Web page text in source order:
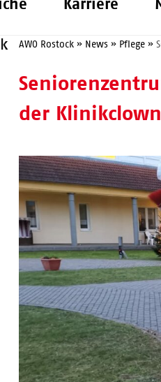
Karriere
AWO Rostock » News » Pflege »
der